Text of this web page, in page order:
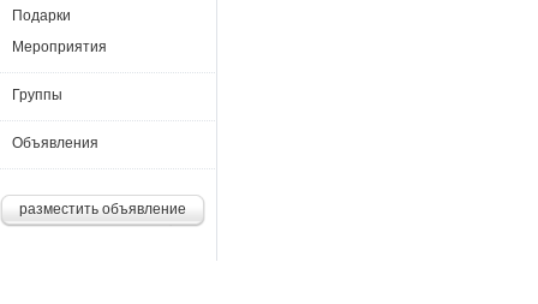
Подарки
Мероприятия
Группы
Объявления
разместить объявление